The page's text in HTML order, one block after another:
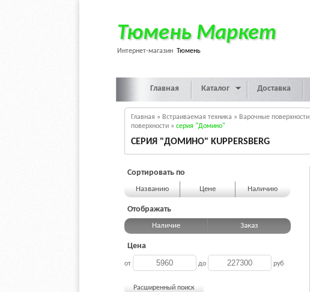
Тюмень Маркет
Интернет-магазин Тюмень
Главная Каталог Доставка
Главная » Встраиваемая техника » Варочные поверхности
поверхности » серия "Домино"
СЕРИЯ "ДОМИНО" KUPPERSBERG
Сортировать по
Названию Цене Наличию
Отображать
Наличие Заказ
Цена
от до руб
Расширенный поиск